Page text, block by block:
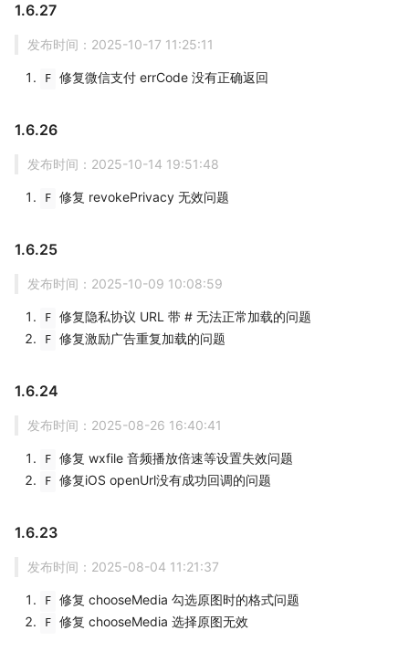
1.6.27
发布时间：2025-10-17 11:25:11
F 修复微信支付 errCode 没有正确返回
1.6.26
发布时间：2025-10-14 19:51:48
F 修复 revokePrivacy 无效问题
1.6.25
发布时间：2025-10-09 10:08:59
F 修复隐私协议 URL 带 # 无法正常加载的问题
F 修复激励广告重复加载的问题
1.6.24
发布时间：2025-08-26 16:40:41
F 修复 wxfile 音频播放倍速等设置失效问题
F 修复iOS openUrl没有成功回调的问题
1.6.23
发布时间：2025-08-04 11:21:37
F 修复 chooseMedia 勾选原图时的格式问题
F 修复 chooseMedia 选择原图无效